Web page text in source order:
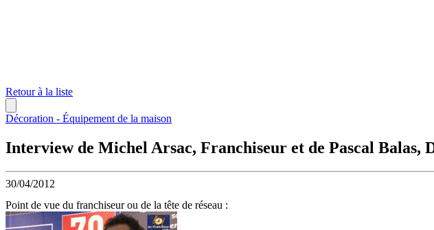
Retour à la liste
Décoration - Équipement de la maison
Interview de Michel Arsac, Franchiseur et de Pascal Balas,
30/04/2012
Point de vue du franchiseur ou de la tête de réseau :